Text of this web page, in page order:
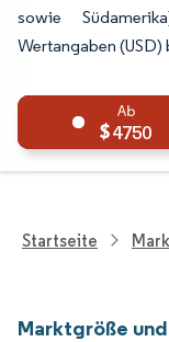
sowie
Wertangaben
4750
Startseite
Marktgröße